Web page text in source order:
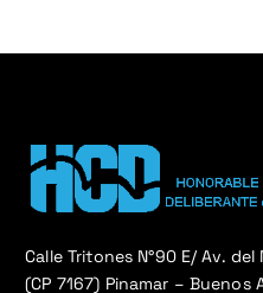
Calle Tritones N°90 E/ Av. del
(CP 7167) Pinamar – Buenos